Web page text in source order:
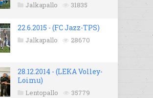
Jalkapallo 31835
22.6.2015 - (FC Jazz-TPS)
Jalkapallo 28670
28.12.2014 - (LEKA Volley-
Loimu)
Lentopallo 35779